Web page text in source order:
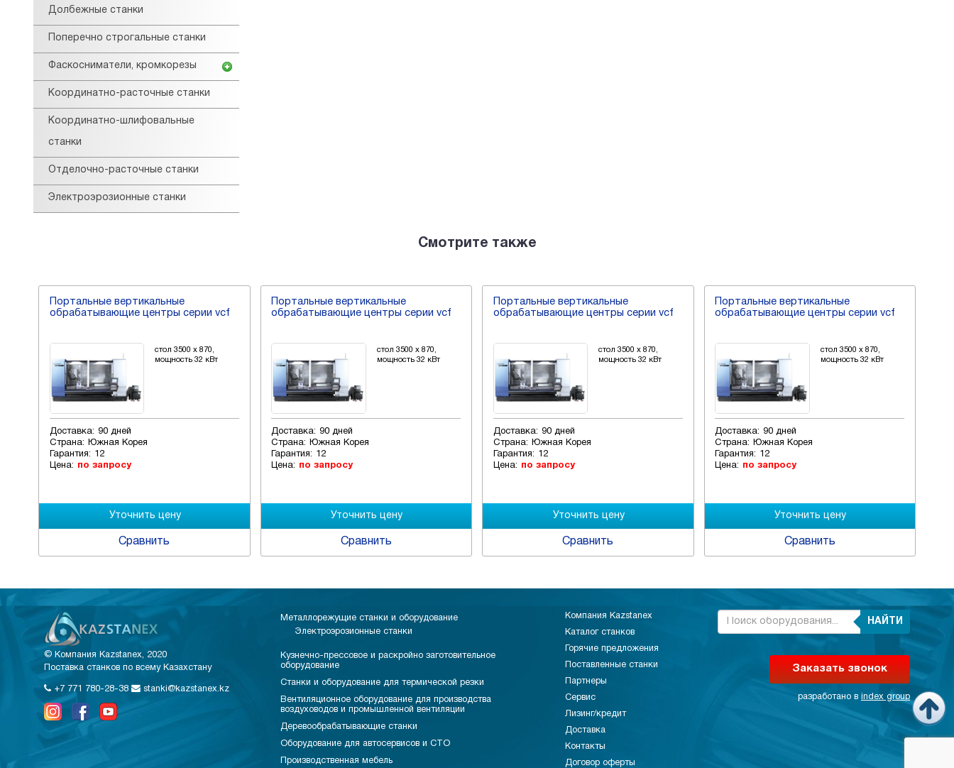
Долбежные станки
Поперечно строгальные станки
Фаскосниматели, кромкорезы
Координатно-расточные станки
Координатно-шлифовальные
станки
Отделочно-расточные станки
Электроэрозионные станки
Смотрите также
Портальные вертикальные
обрабатывающие центры серии vcf
стол 3500 x 870,
мощность 32 кВт
Доставка: 90 дней
Страна:
Южная Корея
Гарантия: 12
Цена: по запросу
Сравнить
Портальные вертикальные
обрабатывающие центры серии vcf
стол 3500 x 870,
мощность 32 кВт
Доставка: 90 дней
Страна:
Южная Корея
Гарантия: 12
Цена: по запросу
Сравнить
Портальные вертикальные
обрабатывающие центры серии vcf
стол 3500 x 870,
мощность 32 кВт
Доставка: 90 дней
Страна:
Южная Корея
Гарантия: 12
Цена: по запросу
Сравнить
Портальные вертикальные
обрабатывающие центры серии vcf
стол 3500 x 870,
мощность 32 кВт
Доставка: 90 дней
Страна:
Южная Корея
Гарантия: 12
Цена: по запросу
Сравнить
© Компания Kazstanex, 2020
Поставка станков по всему Казахстану
+7 771 780-28-38 stanki@kazstanex.kz
Металлорежущие станки и оборудование
Электроэрозионные станки
Кузнечно-прессовое и раскройно заготовительное
оборудование
Станки и оборудование для термической резки
Вентиляционное оборудование для производства
воздуховодов и промышленной вентиляции
Деревообрабатывающие станки
Оборудование для автосервисов и СТО
Производственная мебель
Компания Kazstanex
Каталог станков
Горячие предложения
Поставленные станки
Партнеры
Сервис
Лизинг/кредит
Доставка
Контакты
Договор оферты
НАЙТИ
Заказать звонок
разработано в index group